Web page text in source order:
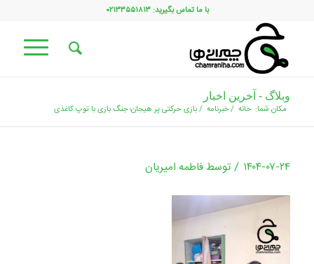
با ما تماس بگیرید: ۰۲۱۳۳۵۵۱۸۱۳
وبلاگ - آخرین اخبار
مکان شما: خانه /خبرنامه /بازی حرکتی پر هیجان؛ جنگ بازی با توپ کاغذی
۱۴۰۴-۰۷-۲۴ / توسطفاطمه امیریان